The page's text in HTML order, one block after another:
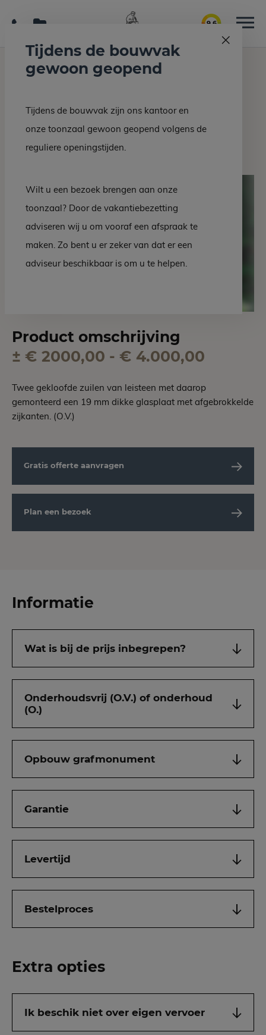
9.6
Home Grafmonumenten Grafsteen EZ 30-10
Grafsteen EZ 30-10
Product omschrijving
± € 2000,00 - € 4.000,00
Twee gekloofde zuilen van leisteen met daarop
gemonteerd een 19 mm dikke glasplaat met afgebrokkelde
zijkanten. (O.V.)
Gratis offerte aanvragen
Plan een bezoek
Informatie
Wat is bij de prijs inbegrepen?
Onderhoudsvrij (O.V.) of onderhoud
(O.)
Opbouw grafmonument
Garantie
Levertijd
Bestelproces
Extra opties
Ik beschik niet over eigen vervoer
Tijdens de bouwvak
gewoon geopend
Tijdens de bouwvak zijn ons kantoor en
onze toonzaal gewoon geopend volgens de
reguliere openingstijden.
Wilt u een bezoek brengen aan onze
toonzaal? Door de vakantiebezetting
adviseren wij u om vooraf een afspraak te
maken. Zo bent u er zeker van dat er een
adviseur beschikbaar is om u te helpen.